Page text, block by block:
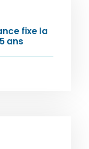
fixe la
ans